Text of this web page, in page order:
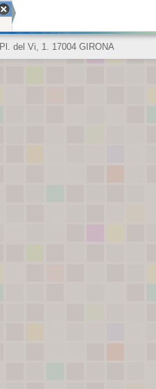
Pl. del Vi, 1. 17004 GIRONA